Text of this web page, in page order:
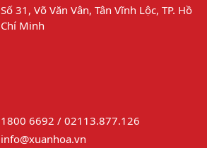
Số 31, Võ Văn Vân, Tân Vĩnh Lộc, TP. Hồ
Chí Minh
1800 6692 / 02113.877.126
info@xuanhoa.vn